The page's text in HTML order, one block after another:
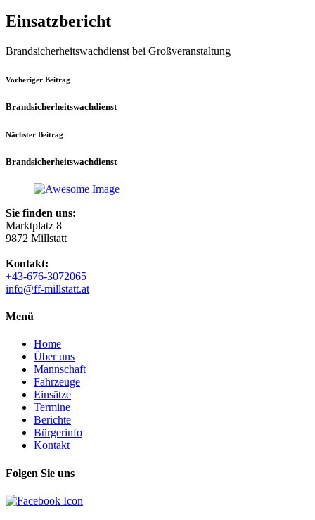
Einsatzbericht
Brandsicherheitswachdienst bei Großveranstaltung
Vorheriger Beitrag
Brandsicherheitswachdienst
Nächster Beitrag
Brandsicherheitswachdienst
Sie finden uns:
Marktplatz 8
9872 Millstatt
Kontakt:
+43-676-3072065
info@ff-millstatt.at
Menü
Home
Über uns
Mannschaft
Fahrzeuge
Einsätze
Termine
Berichte
Bürgerinfo
Kontakt
Folgen Sie uns